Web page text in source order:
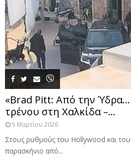
«Brad Pitt: Από την Ύδρα…
τρένου στη Χαλκίδα –...
5 Μαρτίου 2026
Στους ρυθμούς του Hollywood και
παρασκήνιο από...